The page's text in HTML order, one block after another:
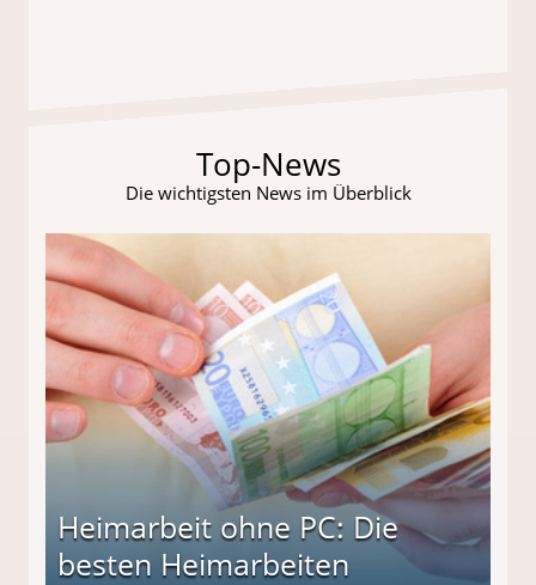
Top-News
Die wichtigsten News im Überblick
Heimarbeit ohne PC: Die
besten Heimarbeiten